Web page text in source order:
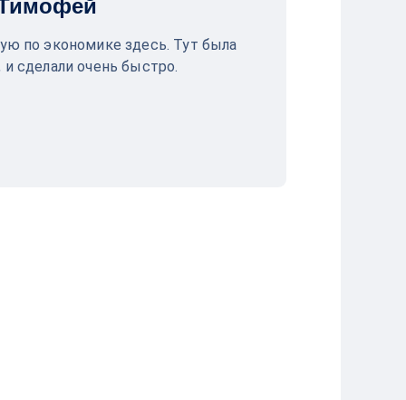
по экономике здесь. Тут была
сделали очень быстро.